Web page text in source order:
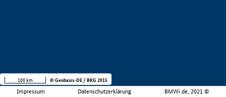
Impressum Datenschutzerklärung BMWi.de, 2021 ©
100 km © Geobasis-DE / BKG 2015